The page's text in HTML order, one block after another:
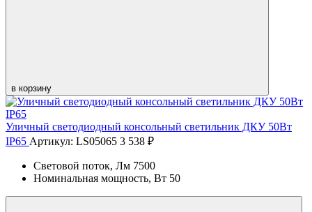
в корзину
Уличный светодиодный консольный светильник ДКУ 50Вт
IP65 Артикул: LS05065 3 538 ₽
Световой поток, Лм 7500
Номинальная мощность, Вт 50